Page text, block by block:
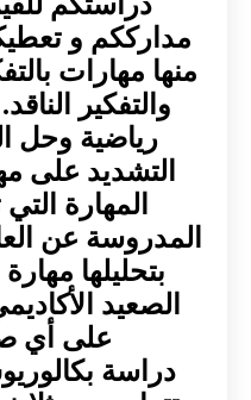
مدارككم و
منها مهارات
والتفكير
رياضية وحل
التشديد على
المهارة
المدروسة عن
بتحليلها
الصعيد
على أي
دراسة